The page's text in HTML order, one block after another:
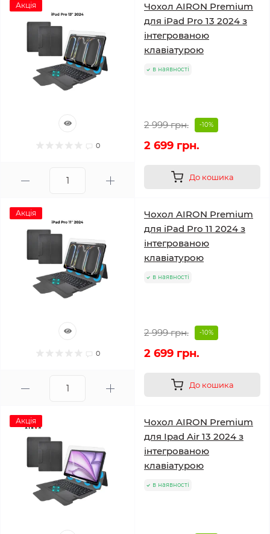
Акція
0
Чохол AIRON Premium
для iPad Pro 13 2024 з
інтегрованою
клавіатурою
в наявності
2 999 грн. -10%
2 699 грн.
До кошика
Акція
0
Чохол AIRON Premium
для iPad Pro 11 2024 з
інтегрованою
клавіатурою
в наявності
2 999 грн. -10%
2 699 грн.
До кошика
Акція
Чохол AIRON Premium
для Ipad Air 13 2024 з
інтегрованою
клавіатурою
в наявності